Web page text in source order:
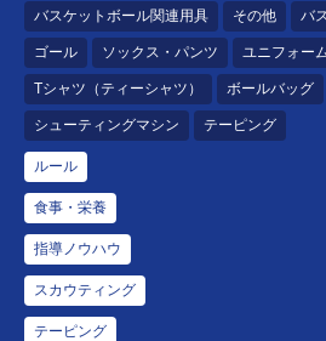
バスケットボール関連用具 その他 バ
ゴール ソックス・パンツ ユニフォー
Tシャツ（ティーシャツ） ボールバッグ
シューティングマシン テーピング
ルール
食事・栄養
指導ノウハウ
スカウティング
テーピング